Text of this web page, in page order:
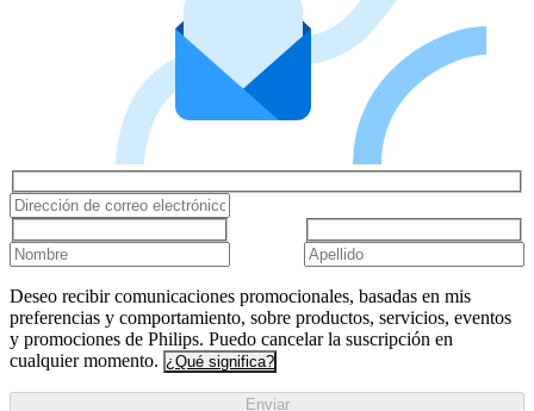
Deseo recibir comunicaciones promocionales, basadas en mis
preferencias y comportamiento, sobre productos, servicios, eventos
y promociones de Philips. Puedo cancelar la suscripción en
cualquier momento. ¿Qué significa?
Enviar